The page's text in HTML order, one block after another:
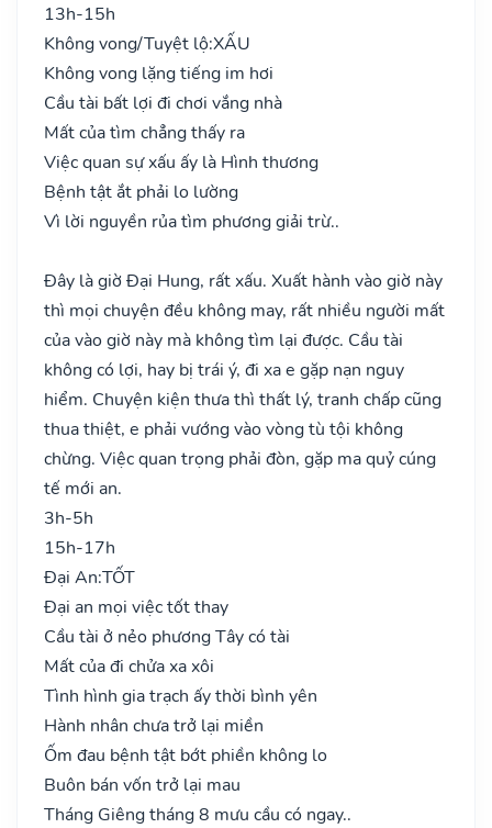
13h-15h
Không vong/Tuyệt lộ:XẤU
Không vong lặng tiếng im hơi
Cầu tài bất lợi đi chơi vắng nhà
Mất của tìm chẳng thấy ra
Việc quan sự xấu ấy là Hình thương
Bệnh tật ắt phải lo lường
Vì lời nguyền rủa tìm phương giải trừ..
Đây là giờ Đại Hung, rất xấu. Xuất hành vào giờ này
thì mọi chuyện đều không may, rất nhiều người mất
của vào giờ này mà không tìm lại được. Cầu tài
không có lợi, hay bị trái ý, đi xa e gặp nạn nguy
hiểm. Chuyện kiện thưa thì thất lý, tranh chấp cũng
thua thiệt, e phải vướng vào vòng tù tội không
chừng. Việc quan trọng phải đòn, gặp ma quỷ cúng
tế mới an.
3h-5h
15h-17h
Đại An:TỐT
Đại an mọi việc tốt thay
Cầu tài ở nẻo phương Tây có tài
Mất của đi chửa xa xôi
Tình hình gia trạch ấy thời bình yên
Hành nhân chưa trở lại miền
Ốm đau bệnh tật bớt phiền không lo
Buôn bán vốn trở lại mau
Tháng Giêng tháng 8 mưu cầu có ngay..